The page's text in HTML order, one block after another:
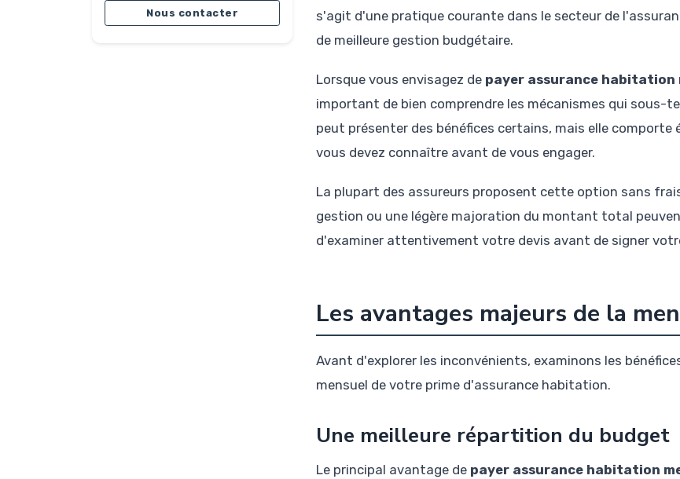
Nous contacter
s'agit d'une pratique courante dans le secteur de
de meilleure gestion budgétaire.
Lorsque vous envisagez de payer assurance habitation
important de bien comprendre les mécanismes qui sous-
peut présenter des bénéfices certains, mais elle
vous devez connaître avant de vous engager.
La plupart des assureurs proposent cette option sans
gestion ou une légère majoration du montant total
d'examiner attentivement votre devis avant de signer
Les avantages majeurs de la
Avant d'explorer les inconvénients, examinons les
mensuel de votre prime d'assurance habitation.
Une meilleure répartition du budget
Le principal avantage de payer assurance habitation